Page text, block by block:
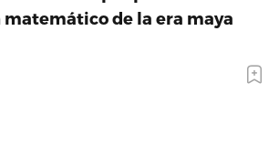
matemático de la era maya